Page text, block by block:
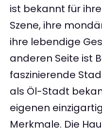
ist bekannt für
Szene, ihre
ihre lebendige
anderen Seite ist
faszinierende
als Öl-Stadt
eigenen
Merkmale. Die